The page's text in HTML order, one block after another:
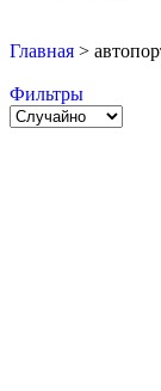
Главная >
Фильтры